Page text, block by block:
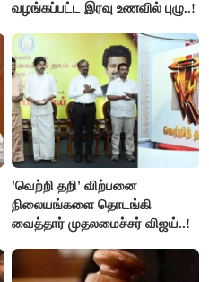
வழங்கப்பட்ட இரவு உணவில் புழு..!
'வெற்றி தறி' விற்பனை
நிலையங்களை தொடங்கி
வைத்தார் முதலமைச்சர் விஜய்..!